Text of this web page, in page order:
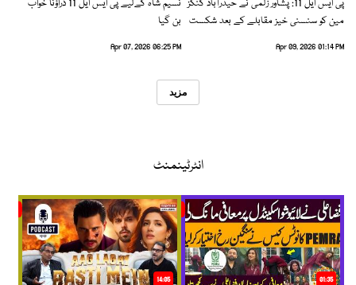
پی ایس ایل 11: پشاور زلمی نے حیدرآباد کنگز
مین کو سنسنی خیز مقابلے کے بعد شکست
Apr 09, 2026 01:14 PM
نسیم شاہ کےلیے پی ایس ایل 11 ڈراؤنا خواب
بن گیا
Apr 07, 2026 06:25 PM
مزید
انٹرٹینمنٹ
01:35
14:05